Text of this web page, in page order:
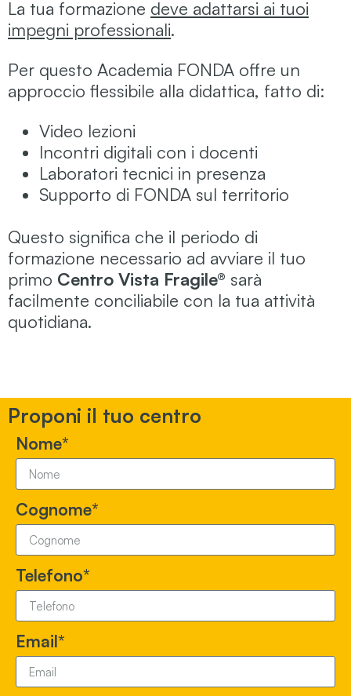
La tua formazione deve adattarsi ai tuoi
impegni professionali.
Per questo Academia FONDA offre un
approccio flessibile alla didattica, fatto di:
Video lezioni
Incontri digitali con i docenti
Laboratori tecnici in presenza
Supporto di FONDA sul territorio
Questo significa che il periodo di
formazione necessario ad avviare il tuo
primo Centro Vista Fragile® sarà
facilmente conciliabile con la tua attività
quotidiana.
Proponi il tuo centro
Nome*
Cognome*
Telefono*
Email*